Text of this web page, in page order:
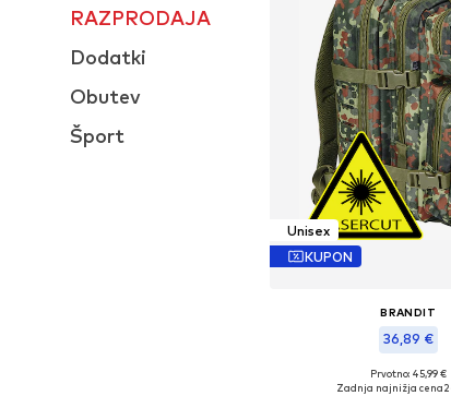
RAZPRODAJA
Dodatki
Obutev
Šport
Unisex
KUPON
BRANDIT
36,89 €
Razpoložljive velikosti:
Prvotno: 45,99 €
Zadnja najnižja cena